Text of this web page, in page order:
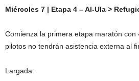
Miércoles 7 | Etapa 4 – Al-Ula >
Comienza la primera etapa maratón con
pilotos no tendrán asistencia externa al
Largada: